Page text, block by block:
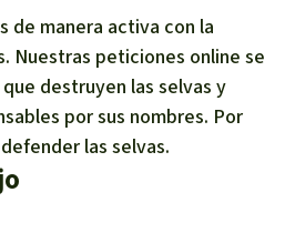
de manera activa con la
Nuestras peticiones online se
destruyen las selvas y
por sus nombres. Por
las selvas.